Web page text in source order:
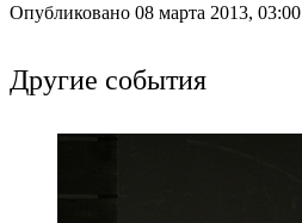
Опубликовано 08 марта 2013, 03:00
Другие события